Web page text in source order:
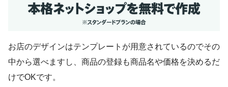
お店のデザインはテンプレートが用意されているのでその
中から選べますし、商品の登録も商品名や価格を決めるだ
けでOKです。